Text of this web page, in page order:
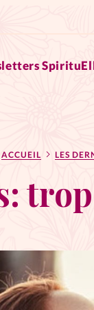
Bible
ACCUEIL LES